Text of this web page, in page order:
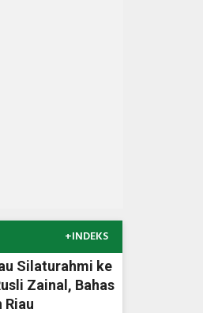
+INDEKS
Silaturahmi ke
Zainal, Bahas
Riau